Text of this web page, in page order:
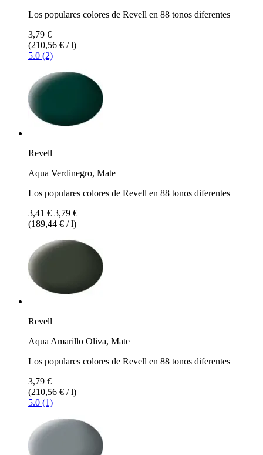
Los populares colores de Revell en 88 tonos diferentes
3,79 €
(210,56 € / l)
5.0 (2)
Revell
Aqua Verdinegro, Mate
Los populares colores de Revell en 88 tonos diferentes
3,41 € 3,79 €
(189,44 € / l)
Revell
Aqua Amarillo Oliva, Mate
Los populares colores de Revell en 88 tonos diferentes
3,79 €
(210,56 € / l)
5.0 (1)